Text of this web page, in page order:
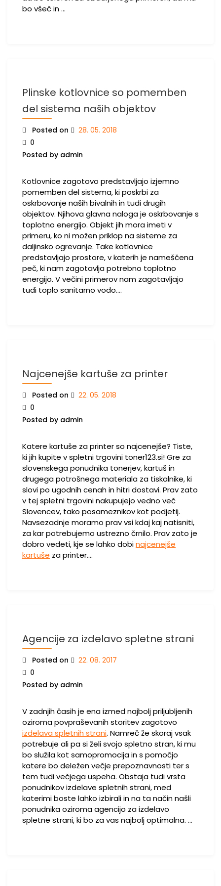
bo všeč in …
Plinske kotlovnice so pomemben
del sistema naših objektov
Posted on
28. 05. 2018
0
Posted by admin
Kotlovnice zagotovo predstavljajo izjemno
pomemben del sistema, ki poskrbi za
oskrbovanje naših bivalnih in tudi drugih
objektov. Njihova glavna naloga je oskrbovanje s
toplotno energijo. Objekt jih mora imeti v
primeru, ko ni možen priklop na sisteme za
daljinsko ogrevanje. Take kotlovnice
predstavljajo prostore, v katerih je nameščena
peč, ki nam zagotavlja potrebno toplotno
energijo. V večini primerov nam zagotavljajo
tudi toplo sanitarno vodo.…
Najcenejše kartuše za printer
Posted on
22. 05. 2018
0
Posted by admin
Katere kartuše za printer so najcenejše? Tiste,
ki jih kupite v spletni trgovini toner123.si! Gre za
slovenskega ponudnika tonerjev, kartuš in
drugega potrošnega materiala za tiskalnike, ki
slovi po ugodnih cenah in hitri dostavi. Prav zato
v tej spletni trgovini nakupujejo vedno več
Slovencev, tako posameznikov kot podjetij.
Navsezadnje moramo prav vsi kdaj kaj natisniti,
za kar potrebujemo ustrezno črnilo. Prav zato je
dobro vedeti, kje se lahko dobinajcenejše
kartuše za printer.…
Agencije za izdelavo spletne strani
Posted on
22. 08. 2017
0
Posted by admin
V zadnjih časih je ena izmed najbolj priljubljenih
oziroma povpraševanih storitev zagotovo
izdelava spletnih strani. Namreč že skoraj vsak
potrebuje ali pa si želi svojo spletno stran, ki mu
bo služila kot samopromocija in s pomočjo
katere bo deležen večje prepoznavnosti ter s
tem tudi večjega uspeha. Obstaja tudi vrsta
ponudnikov izdelave spletnih strani, med
katerimi boste lahko izbirali in na ta način našli
ponudnika oziroma agencijo za izdelavo
spletne strani, ki bo za vas najbolj optimalna. …